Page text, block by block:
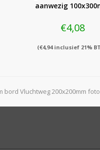
aanwezig
€4,08
(€4,94inclusief 21%
bord Vluchtweg 200x200mm